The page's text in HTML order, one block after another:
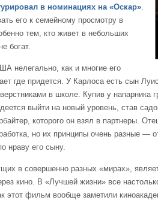
в номинациях на «Оскар».
его к семейному просмотру в
тем, кто живет в небольших
богат.
нелегально, как и многие его
где придется. У Карлоса есть сын
в школе. Купив у напарника
выйти на новый уровень, став
которого он взял в партнеры.
но их принципы очень разные —
нраву его сыну.
в совершенно разных «мирах»,
кино. В «Лучшей жизни» все
этот фильм вообще заметили